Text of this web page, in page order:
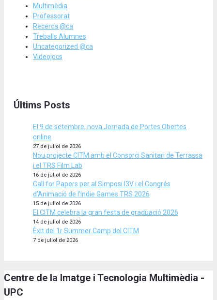
Multimèdia
Professorat
Recerca @ca
Treballs Alumnes
Uncategorized @ca
Videojocs
Últims Posts
El 9 de setembre, nova Jornada de Portes Obertes
online
27 de juliol de 2026
Nou projecte CITM amb el Consorci Sanitari de Terrassa
i el TRS Film Lab
16 de juliol de 2026
Call for Papers per al Simposi I3V i el Congrés
d’Animació de l’Indie Games TRS 2026
15 de juliol de 2026
El CITM celebra la gran festa de graduació 2026
14 de juliol de 2026
Èxit del 1r Summer Camp del CITM
7 de juliol de 2026
Centre de la Imatge i Tecnologia Multimèdia -
UPC